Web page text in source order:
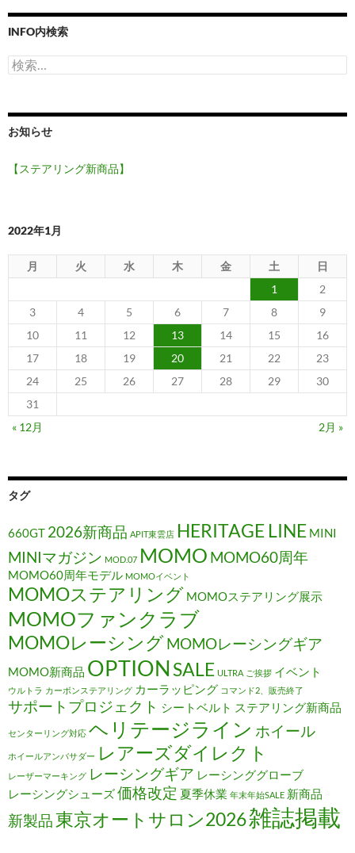
INFO内検索
検
索:
お知らせ
【ステアリング新商品】
2022年1月
月 火 水 木 金 土
日
1
2
3
4 5 6 7 8
9
10
11 12 13 14 15
16
17
18 19 20 21 22
23
24
25 26 27 28 29
30
31
« 12月
2月 »
タグ
660GT 2026新商品 APIT東雲店 HERITAGE LINE MINI
MINIマガジン MOD.07 MOMO MOMO60周年
MOMO60周年モデル MOMOイベント
MOMOステアリング MOMOステアリング展示
MOMOファンクラブ
MOMOレーシングMOMOレーシングギア
MOMO新商品 OPTION SALE ULTRA ご挨拶 イベント
ウルトラ カーボンステアリング カーラッピング コマンド2、販売終了
サポートプロジェクト シートベルト ステアリング新商品
センターリング対応 ヘリテージライン ホイール
ホイールアンバサダー レアーズダイレクト
レーザーマーキング レーシングギア レーシンググローブ
レーシングシューズ価格改定 夏季休業 年末年始SALE 新商品
新製品 東京オートサロン2026雑誌掲載